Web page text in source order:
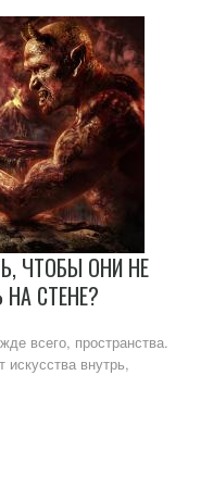
ЧТОБЫ ОНИ НЕ
СТЕНЕ?
всего, пространства.
внутрь,